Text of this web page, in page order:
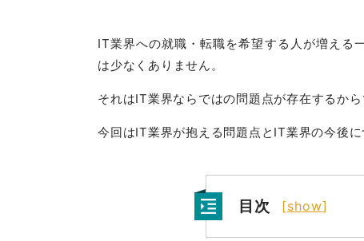
IT業界への就職・転職を希望する人が増える
は少なくありません。
それはIT業界ならではの問題点が存在するから
今回はIT業界が抱える問題点とIT業界の今後に
目次 [show]